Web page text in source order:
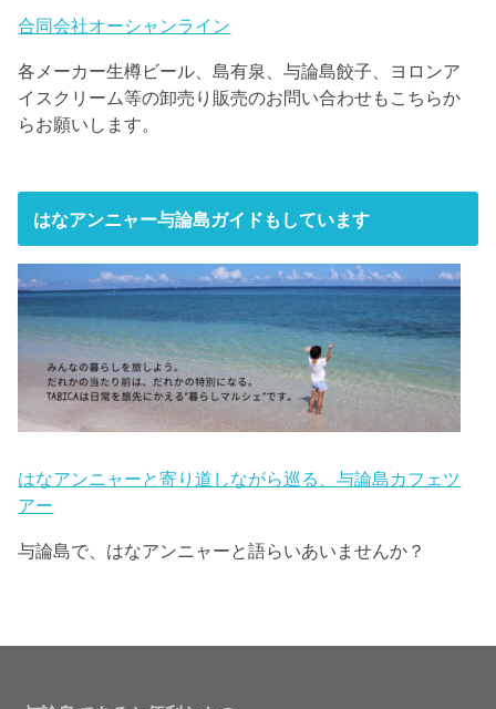
合同会社オーシャンライン
各メーカー生樽ビール、島有泉、与論島餃子、ヨロンア
イスクリーム等の卸売り販売のお問い合わせもこちらか
らお願いします。
はなアンニャー与論島ガイドもしています
はなアンニャーと寄り道しながら巡る、与論島カフェツ
アー
与論島で、はなアンニャーと語らいあいませんか？